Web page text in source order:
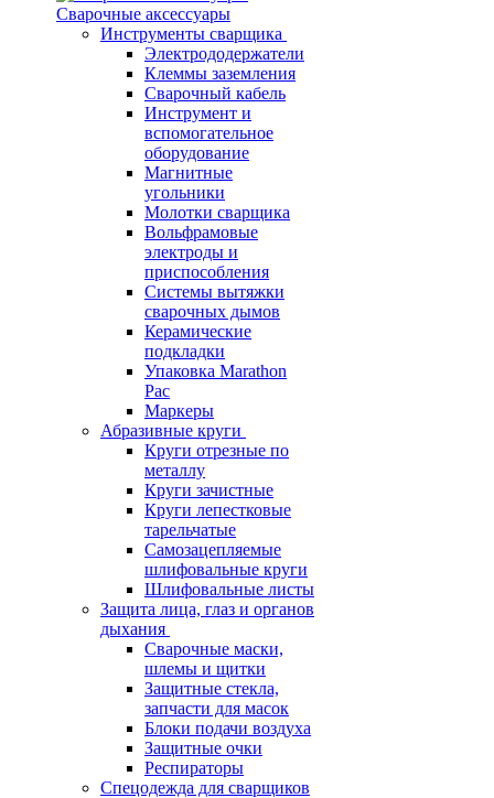
Сварочные аксессуары
Инструменты сварщика
Электрододержатели
Клеммы заземления
Сварочный кабель
Инструмент и
вспомогательное
оборудование
Магнитные
угольники
Молотки сварщика
Вольфрамовые
электроды и
приспособления
Системы вытяжки
сварочных дымов
Керамические
подкладки
Упаковка Marathon
Pac
Маркеры
Абразивные круги
Круги отрезные по
металлу
Круги зачистные
Круги лепестковые
тарельчатые
Самозацепляемые
шлифовальные круги
Шлифовальные листы
Защита лица, глаз и органов
дыхания
Сварочные маски,
шлемы и щитки
Защитные стекла,
запчасти для масок
Блоки подачи воздуха
Защитные очки
Респираторы
Спецодежда для сварщиков